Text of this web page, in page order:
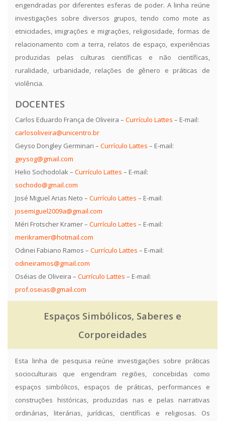
engendradas por diferentes esferas de poder. A linha reúne
investigações sobre diversos grupos, tendo como mote as
etnicidades, imigrações e migrações, religiosidade, formas de
relacionamento com a terra, relatos de espaço, experiências
produzidas pelas culturas científicas e não científicas,
ruralidade, urbanidade, relações de gênero e práticas de
violência.
DOCENTES
Carlos Eduardo França de Oliveira – Currículo Lattes – E-mail:
carlosoliveira@unicentro.br
Geyso Dongley Germinari – Currículo Lattes – E-mail:
geysog@gmail.com
Helio Sochodolak – Currículo Lattes – E-mail:
sochodo@gmail.com
José Miguel Arias Neto – Currículo Lattes – E-mail:
josemiguel2009a@gmail.com
Méri Frotscher Kramer – Currículo Lattes – E-mail:
merikramer@hotmail.com
Odinei Fabiano Ramos – Currículo Lattes – E-mail:
odineiramos@gmail.com
Oséias de Oliveira – Currículo Lattes – E-mail:
prof.oseias@gmail.com
Espaços Simbólicos, Saberes e
Corporeidades
Esta linha de pesquisa reúne investigações sobre práticas
socioculturais que engendram regiões, concebidas como
espaços simbólicos, espaços de práticas, performances e
construções históricas, produzidas nas e pelas narrativas
ordinárias, literárias, jurídicas, científicas e religiosas. Os